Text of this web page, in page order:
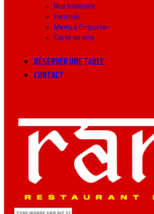
Nos boissons
Formule
Menu a Emporter
Carte de vins
RÉSERVER UNE TABLE
CONTACT